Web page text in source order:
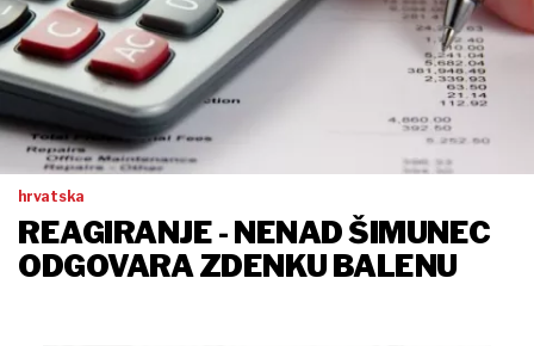
hrvatska
REAGIRANJE - NENAD ŠIMUNEC
ODGOVARA ZDENKU BALENU